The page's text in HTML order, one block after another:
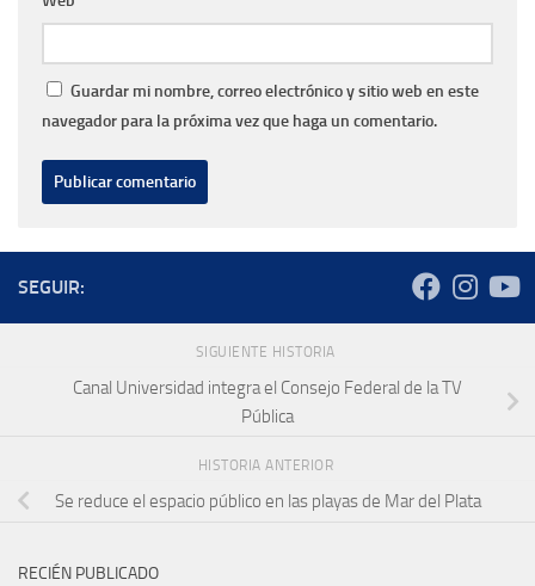
Guardar mi nombre, correo electrónico y sitio web en este
navegador para la próxima vez que haga un comentario.
SEGUIR:
SIGUIENTE HISTORIA
Canal Universidad integra el Consejo Federal de la TV
Pública
HISTORIA ANTERIOR
Se reduce el espacio público en las playas de Mar del Plata
RECIÉN PUBLICADO